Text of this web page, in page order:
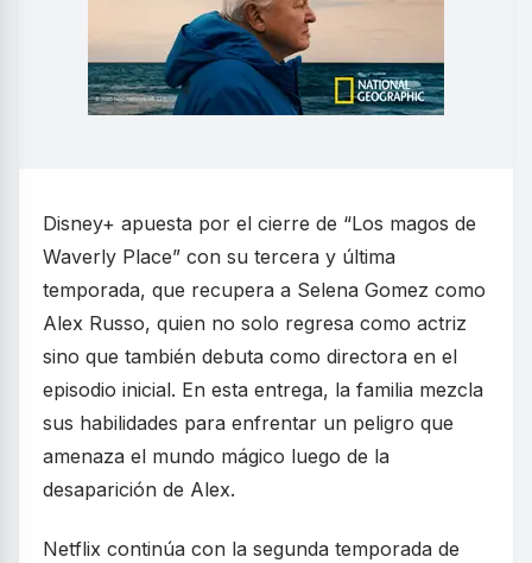
Disney+ apuesta por el cierre de “Los magos de
Waverly Place” con su tercera y última
temporada, que recupera a Selena Gomez como
Alex Russo, quien no solo regresa como actriz
sino que también debuta como directora en el
episodio inicial. En esta entrega, la familia mezcla
sus habilidades para enfrentar un peligro que
amenaza el mundo mágico luego de la
desaparición de Alex.
Netflix continúa con la segunda temporada de